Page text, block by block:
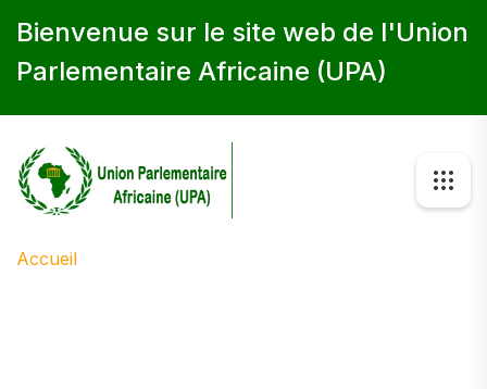
Bienvenue sur le site web de l'Union
Parlementaire Africaine (UPA)
Accueil